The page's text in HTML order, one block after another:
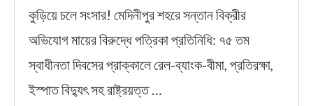
কুড়িয়ে চলে সংসার! মেদিনীপুর শহরে সন্তান বিক্রীর
অভিযোগ মায়ের বিরুদ্ধে পত্রিকা প্রতিনিধি: ৭৫ তম
স্বাধীনতা দিবসের প্রাক্কালে রেল-ব্যাংক-বীমা, প্রতিরক্ষা,
ইস্পাত বিদ্যুৎ সহ রাষ্ট্রয়ত্ত …